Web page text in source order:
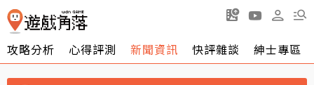
攻略分析 心得評測 新聞資訊 快評雜談 紳士專區